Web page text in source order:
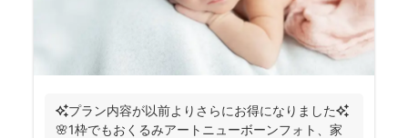
✨プラン内容が以前よりさらにお得になりました✨
🌸1枠でもおくるみアートニューボーンフォト、家